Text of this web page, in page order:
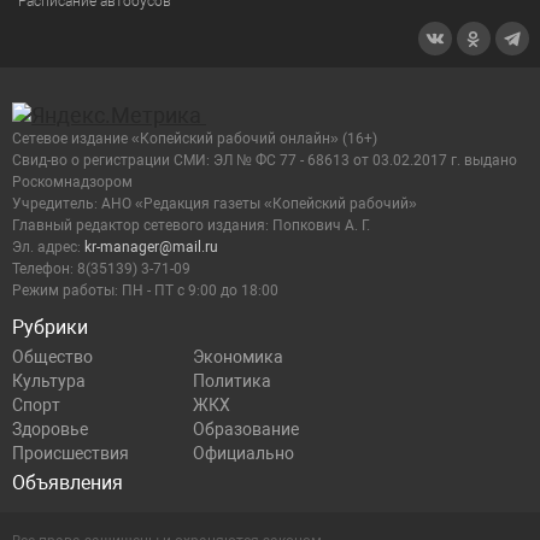
Рубрики
Общество
Экономика
Культура
Политика
Спорт
ЖКХ
Здоровье
Образование
Происшествия
Официально
Объявления
Сетевое издание «Копейский рабочий онлайн» (16+)
Cвид-во о регистрации СМИ: ЭЛ № ФС 77 - 68613 от 03.02.2017 г. выдано
Роскомнадзором
Учредитель: АНО «Редакция газеты «Копейский рабочий»
Главный редактор сетевого издания: Попкович А. Г.
Эл. адрес: kr-manager@mail.ru
Телефон: 8(35139) 3-71-09
Режим работы: ПН - ПТ с 9:00 до 18:00